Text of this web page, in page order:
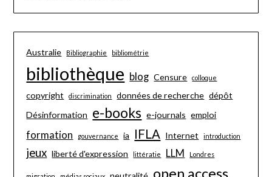
Australie Bibliographie bibliométrie
bibliothèque blog Censure colloque
copyright discrimination données de recherche dépôt
Désinformation e-books e-journals emploi
formation gouvernance ia IFLA Internet introduction
jeux liberté d'expression littératie LLM Londres
open access